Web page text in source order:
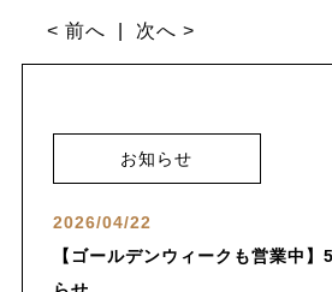
< 前へ 次へ >
お知らせ
2026/04/22
【ゴールデンウィークも営業中